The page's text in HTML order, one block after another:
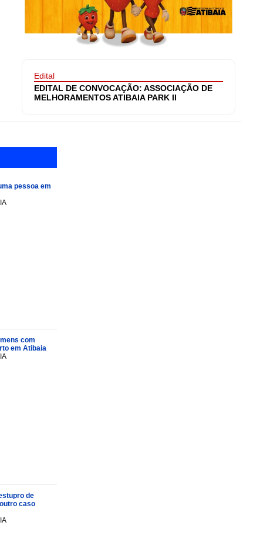
Edital
EDITAL DE CONVOCAÇÃO: ASSOCIAÇÃO DE
MELHORAMENTOS ATIBAIA PARK II
pessoa em
com
em Atibaia
de
caso